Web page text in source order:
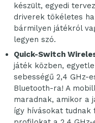
készült, egyedi
driverek tökéletes
bármilyen játékról
legyen szó.
Quick-Switch
játék közben,
sebességű 2,4 GHz-
Bluetooth-ra! A
maradnak, amikor a
így hívásokat tudnak